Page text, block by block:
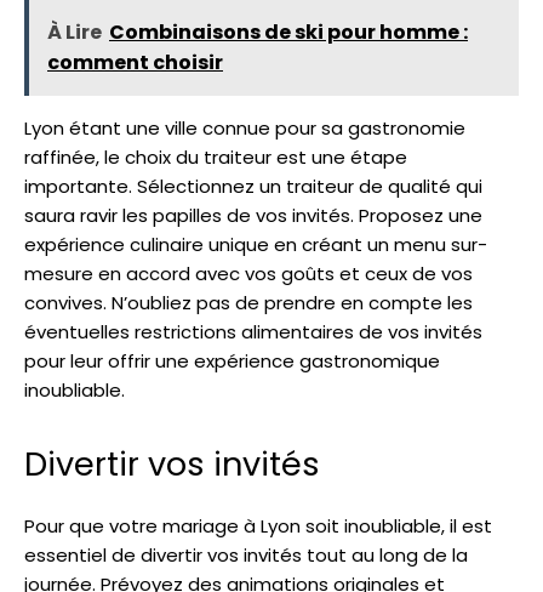
À Lire Combinaisons de ski pour homme :
comment choisir
Lyon étant une ville connue pour sa gastronomie
raffinée, le choix du traiteur est une étape
importante. Sélectionnez un traiteur de qualité qui
saura ravir les papilles de vos invités. Proposez une
expérience culinaire unique en créant un menu sur-
mesure en accord avec vos goûts et ceux de vos
convives. N’oubliez pas de prendre en compte les
éventuelles restrictions alimentaires de vos invités
pour leur offrir une expérience gastronomique
inoubliable.
Divertir vos invités
Pour que votre mariage à Lyon soit inoubliable, il est
essentiel de divertir vos invités tout au long de la
journée. Prévoyez des animations originales et